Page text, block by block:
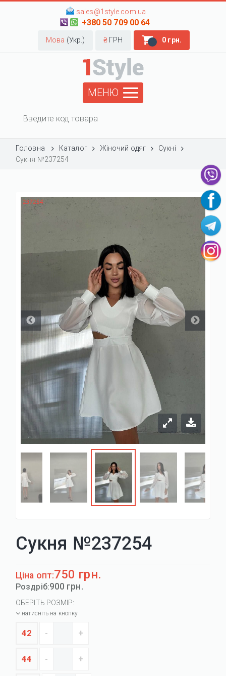
sales@1style.com.ua
+380 50 709 00 64
Мова (Укр.) ₴ ГРН 0 грн.
МЕНЮ
Головна Каталог Жіночий одяг
Сукні
Сукня №237254
Сукня №237254
Ціна опт:750 грн.
Роздріб:900 грн.
ОБЕРІТЬ РОЗМІР:
натисніть на кнопку
42
44